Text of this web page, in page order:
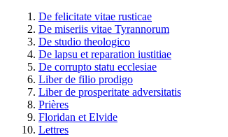
De felicitate vitae rusticae
De miseriis vitae Tyrannorum
De studio theologico
De lapsu et reparation iustitiae
De corrupto statu ecclesiae
Liber de filio prodigo
Liber de prosperitate adversitatis
Prières
Floridan et Elvide
Lettres